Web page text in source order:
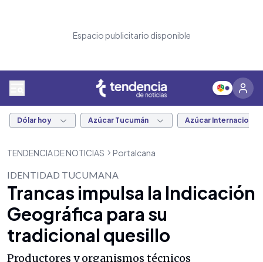
Espacio publicitario disponible
Dólar hoy Azúcar Tucumán Azúcar Internacional
TENDENCIA DE NOTICIAS Portalcana
IDENTIDAD TUCUMANA
Trancas impulsa la Indicación
Geográfica para su
tradicional quesillo
Productores y organismos técnicos